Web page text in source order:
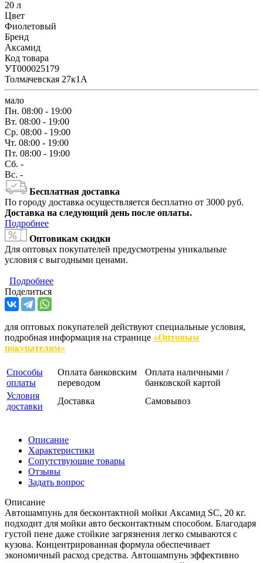
20 л
Цвет
Фиолетовый
Бренд
Аксамид
Код товара
УТ000025179
Толмачевская 27к1А
мало
Пн. 08:00 - 19:00
Вт. 08:00 - 19:00
Ср. 08:00 - 19:00
Чт. 08:00 - 19:00
Пт. 08:00 - 19:00
Сб. -
Вс. -
Бесплатная доставка
По городу доставка осуществляется бесплатно от 3000 руб.
Доставка на следующий день после оплаты.
Подробнее
Оптовикам скидки
Для оптовых покупателей предусмотрены уникальные
условия с выгодными ценами.
Подробнее
Поделиться
для оптовых покупателей действуют специальные условия,
подробная информация на странице «Оптовым
покупателям»
Способы
оплаты
Оплата банковским
переводом
Оплата наличными /
банковской картой
Условия
доставки
Доставка Самовывоз
Описание
Характеристики
Сопутствующие товары
Отзывы
Задать вопрос
Описание
Автошампунь для бесконтактной мойки Аксамид SC, 20 кг.
подходит для мойки авто бесконтактным способом. Благодаря
густой пене даже стойкие загрязнения легко смываются с
кузова. Концентрированная формула обеспечивает
экономичный расход средства. Автошампунь эффективно